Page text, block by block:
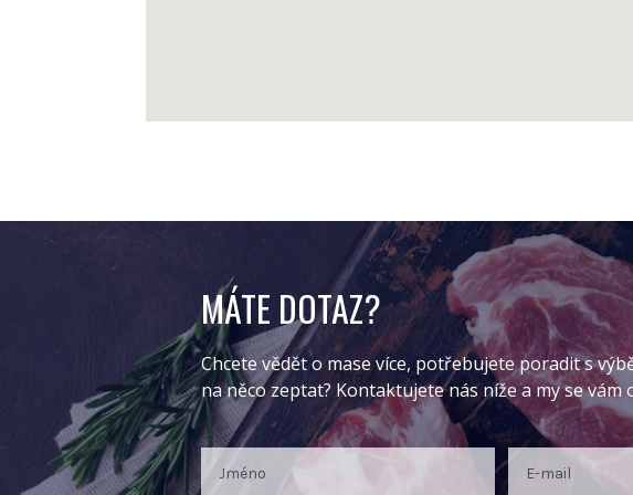
MÁTE DOTAZ?
Chcete vědět o mase více, potřebujete poradit s
na něco zeptat? Kontaktujete nás níže a my se vám